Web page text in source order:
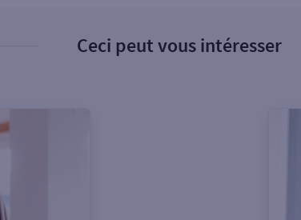
Ceci peut vous intéresser